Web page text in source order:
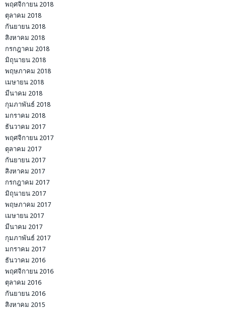
พฤศจิกายน 2018
ตุลาคม 2018
กันยายน 2018
สิงหาคม 2018
กรกฎาคม 2018
มิถุนายน 2018
พฤษภาคม 2018
เมษายน 2018
มีนาคม 2018
กุมภาพันธ์ 2018
มกราคม 2018
ธันวาคม 2017
พฤศจิกายน 2017
ตุลาคม 2017
กันยายน 2017
สิงหาคม 2017
กรกฎาคม 2017
มิถุนายน 2017
พฤษภาคม 2017
เมษายน 2017
มีนาคม 2017
กุมภาพันธ์ 2017
มกราคม 2017
ธันวาคม 2016
พฤศจิกายน 2016
ตุลาคม 2016
กันยายน 2016
สิงหาคม 2015